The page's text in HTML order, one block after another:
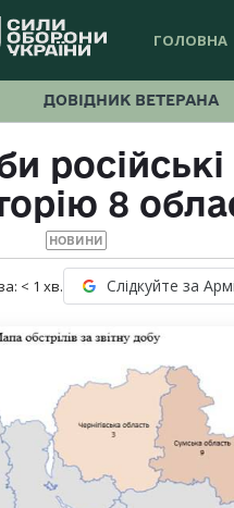
ГОЛОВНА
ДОВІДНИК ВЕТЕРАНА
російські
8
НОВИНИ
< 1 хв. Слідкуйте за